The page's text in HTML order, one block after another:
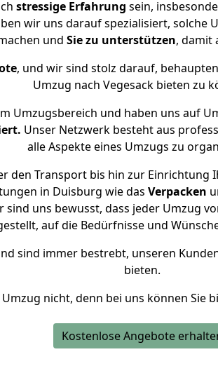
stressige Erfahrung sein,
wir uns darauf spezialisiert, solche
und Sie zu unterstützen, damit
, und wir sind stolz darauf,
Umzug nach Vegesack bieten zu
Umzugsbereich und haben uns auf
Unser Netzwerk besteht aus
alle Aspekte eines Umzugs zu
den Transport bis hin zur Einrichtung
in Duisburg wie das Verpacken
uns bewusst, dass jeder Umzug
auf die Bedürfnisse und
sind immer bestrebt, unseren
bieten.
nicht, denn bei uns können Sie
Kostenlose Angebote